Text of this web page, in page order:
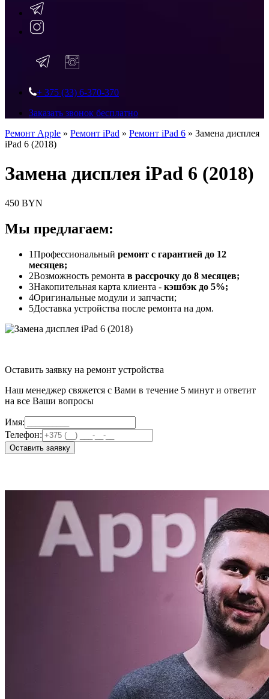
+ 375 (33) 6-370-370
Заказать звонок бесплатно
Ремонт Apple » Ремонт iPad » Ремонт iPad 6 » Замена дисплея
iPad 6 (2018)
Замена дисплея iPad 6 (2018)
450 BYN
Мы предлагаем:
1Профессиональный ремонт с гарантией до 12
месяцев;
2Возможность ремонта в рассрочку до 8 месяцев;
3Накопительная карта клиента - кэшбэк до 5%;
4Оригинальные модули и запчасти;
5Доставка устройства после ремонта на дом.
Оставить заявку на ремонт устройства
Наш менеджер свяжется с Вами в течение 5 минут и ответит
на все Ваши вопросы
Имя:
Телефон:
Оставить заявку